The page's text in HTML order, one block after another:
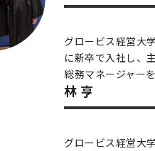
グロービス経営大
に新卒で入社し、
総務マネージャー
林 亨
グロービス経営大